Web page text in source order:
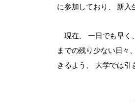
に参加しており、 新入
現在、 一日でも早く
までの残り少ない日々
きるよう 、 大学では